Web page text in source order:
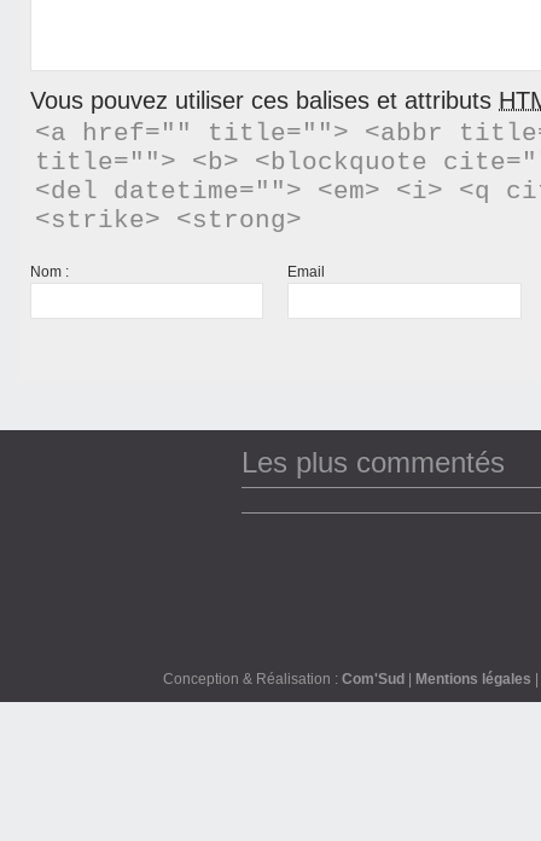
Vous pouvez utiliser ces balises et attributs
<a href="" title=""> <abbr
title=""> <b> <blockquote
<del datetime=""> <em> <i> <q
<strike> <strong>
Nom : Email
Les plus commentés
Conception & Réalisation : Com'Sud Mentions légales